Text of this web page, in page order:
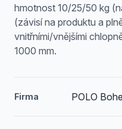
hmotnost 10/25/50 kg
(závisí na produktu a
vnitřními/vnějšími
1000 mm.
Firma POLO